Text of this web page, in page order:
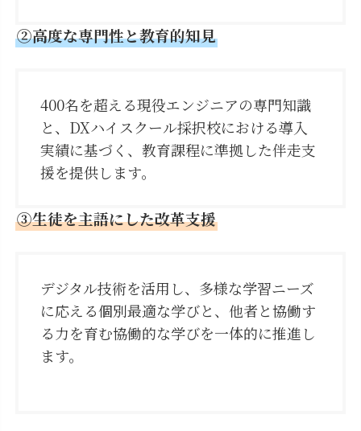
②高度な専門性と教育的知見
400名を超える現役エンジニアの専門知識
と、DXハイスクール採択校における導入
実績に基づく、教育課程に準拠した伴走支
援を提供します。
③生徒を主語にした改革支援
デジタル技術を活用し、多様な学習ニーズ
に応える個別最適な学びと、他者と協働す
る力を育む協働的な学びを一体的に推進し
ます。